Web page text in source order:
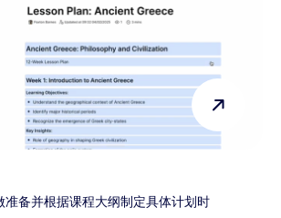
准备并根据课程大纲制定具体计划时